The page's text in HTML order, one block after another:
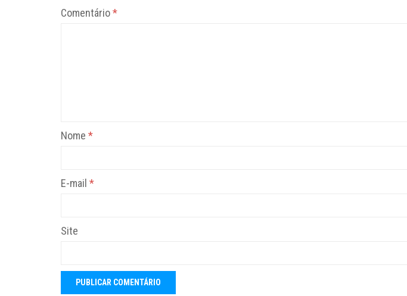
Comentário*
Nome *
E-mail *
Site